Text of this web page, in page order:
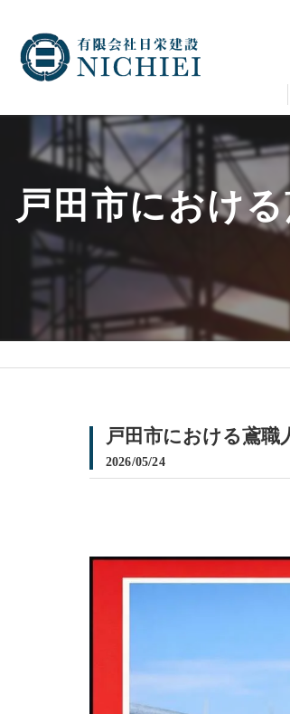
戸田市におけ
戸田市における鳶職
2026/05/24